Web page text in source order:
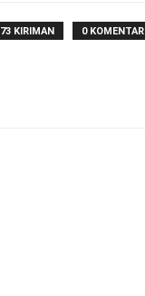
73 KIRIMAN 0 KOMENTAR